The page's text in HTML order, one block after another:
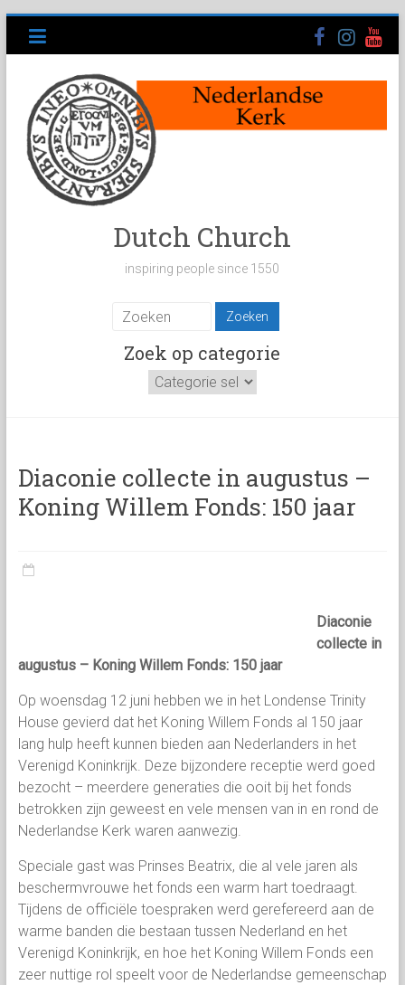
naar
inhoud
Dutch Church
inspiring people since 1550
Zoek op categorie
Zoek
op
Diaconie collecte in augustus –
Koning Willem Fonds: 150 jaar
Diaconie
collecte in
augustus – Koning Willem Fonds: 150 jaar
Op woensdag 12 juni hebben we in het Londense Trinity
House gevierd dat het Koning Willem Fonds al 150 jaar
lang hulp heeft kunnen bieden aan Nederlanders in het
Verenigd Koninkrijk. Deze bijzondere receptie werd goed
bezocht – meerdere generaties die ooit bij het fonds
betrokken zijn geweest en vele mensen van in en rond de
Nederlandse Kerk waren aanwezig.
Speciale gast was Prinses Beatrix, die al vele jaren als
beschermvrouwe het fonds een warm hart toedraagt.
Tijdens de officiële toespraken werd gerefereerd aan de
warme banden die bestaan tussen Nederland en het
Verenigd Koninkrijk, en hoe het Koning Willem Fonds een
zeer nuttige rol speelt voor de Nederlandse gemeenschap